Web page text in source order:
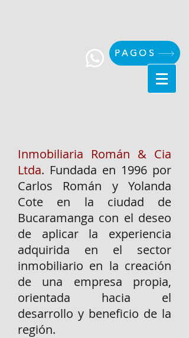
PAGOS
Inmobiliaria Román & Cia
Ltda. Fundada en 1996 por
Carlos Román y Yolanda
Cote en la ciudad de
Bucaramanga con el deseo
de aplicar la experiencia
adquirida en el sector
inmobiliario en la creación
de una empresa propia,
orientada hacia el
desarrollo y beneficio de la
región.